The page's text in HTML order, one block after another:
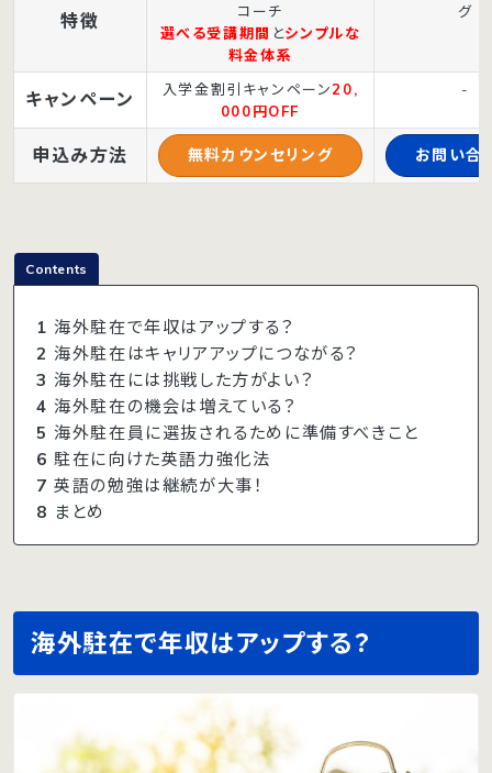
特徴
コーチ
選べる受講期間 とシンプルな
料金体系
グ
キャンペーン 入学金割引キャンペーン20,
000円OFF
-
申込み方法 無料カウンセリング お問い合
Contents
1 海外駐在で年収はアップする？
2 海外駐在はキャリアアップにつながる？
3 海外駐在には挑戦した方がよい？
4 海外駐在の機会は増えている？
5 海外駐在員に選抜されるために準備すべきこと
6 駐在に向けた英語力強化法
7 英語の勉強は継続が大事！
8 まとめ
海外駐在で年収はアップする？